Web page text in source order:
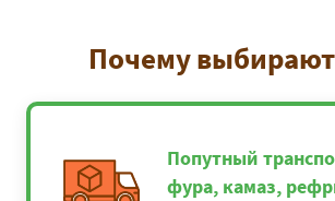
Почему
Попутный
фура, камаз,